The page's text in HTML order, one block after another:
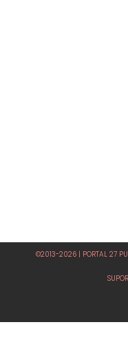
©2013-2026 | PORTAL 27